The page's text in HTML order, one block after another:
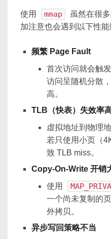
使用 mmap
虽然在很
加注意也会遇到以下性能
频繁 Page Fault
首次访问就会触
访问呈随机分散
高。
TLB（快表）失效率
虚拟地址到物理
若只使用小页（
致 TLB miss。
Copy-On-Write 开销
使用
一个尚未复制的
外拷贝。
异步写回策略不当